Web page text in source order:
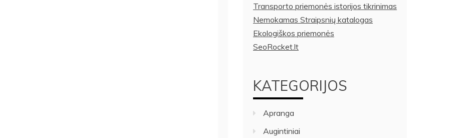
Transporto priemonės istorijos tikrinimas
Nemokamas Straipsnių katalogas
Ekologiškos priemonės
SeoRocket.lt
KATEGORIJOS
Apranga
Augintiniai